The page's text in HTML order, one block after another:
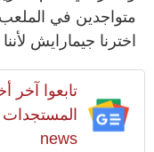
متواجدين في
اخترنا جيمارايش
تابعوا آخر
news